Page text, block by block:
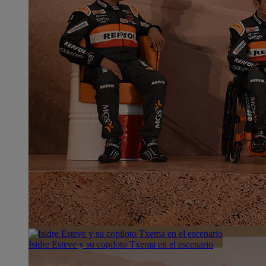
Isidre Esteve y su copiloto Txema en el escenario